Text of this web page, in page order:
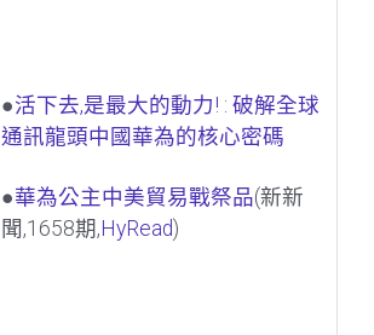
●活下去,是最大的動力! : 破解全球
通訊龍頭中國華為的核心密碼
●華為公主中美貿易戰祭品(新新
聞,1658期, HyRead)